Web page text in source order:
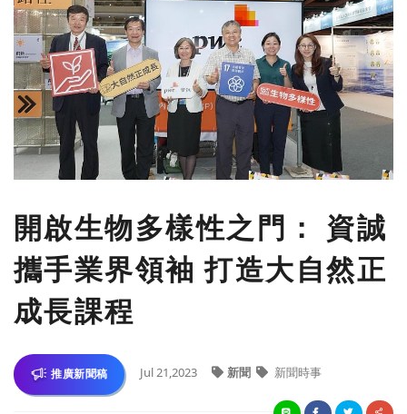
刊登
開啟生物多樣性之門： 資誠
攜手業界領袖 打造大自然正
成長課程
推廣新聞稿 Jul 21,2023 新聞 新聞時事